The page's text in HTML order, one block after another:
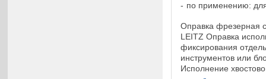
по применению:
Оправка фрезерная
LEITZ Оправка
фиксирования
инструментов или
Исполнение